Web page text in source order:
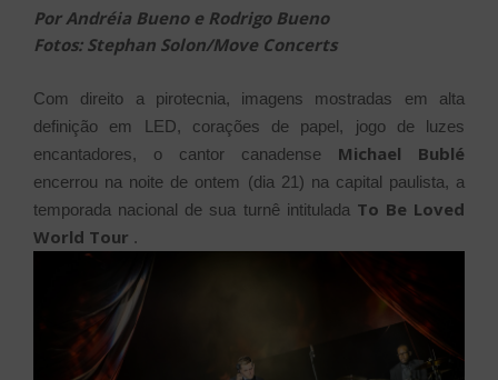
Por Andréia Bueno e Rodrigo Bueno
Fotos: Stephan Solon/Move Concerts
Com direito a pirotecnia, imagens mostradas em alta
definição em LED, corações de papel, jogo de luzes
encantadores, o cantor canadense Michael Bublé
encerrou na noite de ontem (dia 21) na capital paulista, a
temporada nacional de sua turnê intitulada To Be Loved
World Tour .